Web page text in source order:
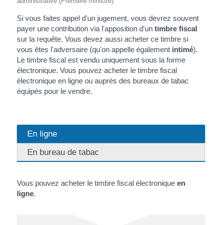
Si vous faites appel d'un jugement, vous devrez souvent
payer une contribution via l'apposition d'un timbre fiscal
sur la requête. Vous devez aussi acheter ce timbre si
vous êtes l'adversaire (qu'on appelle également intimé).
Le timbre fiscal est vendu uniquement sous la forme
électronique. Vous pouvez acheter le timbre fiscal
électronique en ligne ou auprès des bureaux de tabac
équipés pour le vendre.
En ligne
En bureau de tabac
Vous pouvez acheter le timbre fiscal électronique en
ligne.